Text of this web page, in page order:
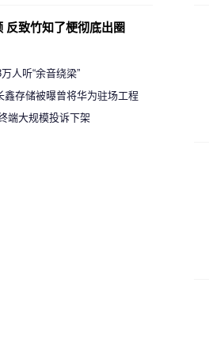
反致竹知了梗彻底出圈
人听“余音绕梁”
鑫存储被曝曾将华为驻场工程
端大规模投诉下架